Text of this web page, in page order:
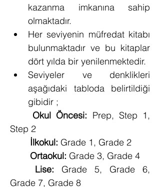
kazanma imkanına sahip
olmaktadır.
Her seviyenin müfredat kitabı
bulunmaktadır ve bu kitaplar
dört yılda bir yenilenmektedir.
Seviyeler ve denklikleri
aşağıdaki tabloda belirtildiği
gibidir ;
Okul Öncesi: Prep, Step 1,
Step 2
İlkokul: Grade 1, Grade 2
Ortaokul: Grade 3, Grade 4
Lise: Grade 5, Grade 6,
Grade 7, Grade 8